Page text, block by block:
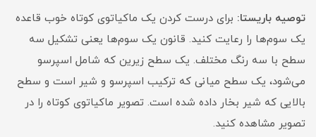
توصیه باریستا: برای درست کردن یک ماکیاتوی کوتاه خوب قاعده
یک سوم‌ها را رعایت کنید. قانون یک سوم‌ها یعنی تشکیل سه
سطح با سه رنگ مختلف. یک سطح زیرین که شامل اسپرسو
می‌شود، یک سطح میانی که ترکیب اسپرسو و شیر است و سطح
بالایی که شیر بخار داده شده است. تصویر ماکیاتوی کوتاه را در
تصویر مشاهده ‌کنید.